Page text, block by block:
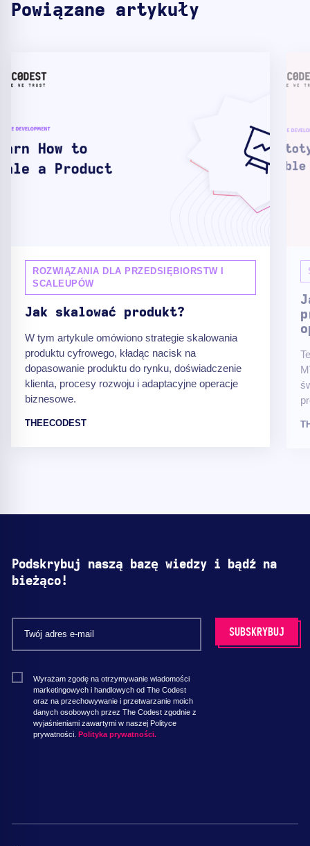
Powiązane artykuły
ROZWIĄZANIA DLA PRZEDSIĘBIORSTW I
SCALEUPÓW
Jak skalować produkt?
W tym artykule omówiono strategie skalowania
produktu cyfrowego, kładąc nacisk na
dopasowanie produktu do rynku, doświadczenie
klienta, procesy rozwoju i adaptacyjne operacje
biznesowe.
THEECODEST
Podskrybuj naszą bazę wiedzy i bądź na
bieżąco!
Wyrażam zgodę na otrzymywanie wiadomości
marketingowych i handlowych od The Codest
oraz na przechowywanie i przetwarzanie moich
danych osobowych przez The Codest zgodnie z
wyjaśnieniami zawartymi w naszej Polityce
prywatności. Polityka prywatności.